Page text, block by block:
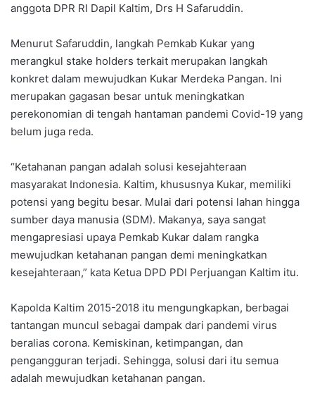
anggota DPR RI Dapil Kaltim, Drs H Safaruddin.
Menurut Safaruddin, langkah Pemkab Kukar yang
merangkul stake holders terkait merupakan langkah
konkret dalam mewujudkan Kukar Merdeka Pangan. Ini
merupakan gagasan besar untuk meningkatkan
perekonomian di tengah hantaman pandemi Covid-19 yang
belum juga reda.
“Ketahanan pangan adalah solusi kesejahteraan
masyarakat Indonesia. Kaltim, khususnya Kukar, memiliki
potensi yang begitu besar. Mulai dari potensi lahan hingga
sumber daya manusia (SDM). Makanya, saya sangat
mengapresiasi upaya Pemkab Kukar dalam rangka
mewujudkan ketahanan pangan demi meningkatkan
kesejahteraan,” kata Ketua DPD PDI Perjuangan Kaltim itu.
Kapolda Kaltim 2015-2018 itu mengungkapkan, berbagai
tantangan muncul sebagai dampak dari pandemi virus
beralias corona. Kemiskinan, ketimpangan, dan
pengangguran terjadi. Sehingga, solusi dari itu semua
adalah mewujudkan ketahanan pangan.